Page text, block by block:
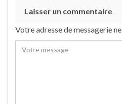
Laisser un commentaire
Votre adresse de messagerie